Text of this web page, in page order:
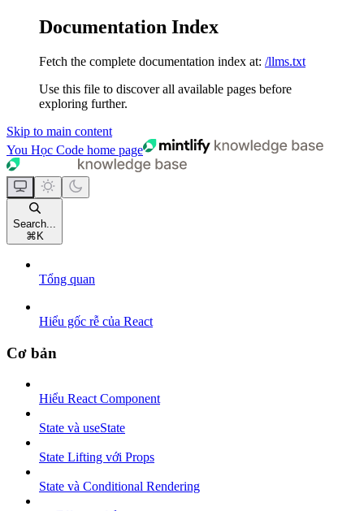
Documentation Index
Fetch the complete documentation index at: /llms.txt
Use this file to discover all available pages before
exploring further.
Skip to main content
You Học Code home page
Search...
⌘ K
Tổng quan
Hiểu gốc rễ của React
Cơ bản
Hiểu React Component
State và useState
State Lifting với Props
State và Conditional Rendering